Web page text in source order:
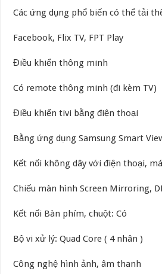
Các ứng dụng phổ biến có thể tải
Facebook, Flix TV, FPT Play
Điều khiển thông minh
Có remote thông minh (đi kèm TV)
Điều khiển tivi bằng điện thoại
Bằng ứng dụng Samsung Smart
Kết nối không dây với điện thoại,
Chiếu màn hình Screen Mirroring,
Kết nối Bàn phím, chuột: Có
Bộ vi xử lý: Quad Core ( 4 nhân )
Công nghệ hình ảnh, âm thanh